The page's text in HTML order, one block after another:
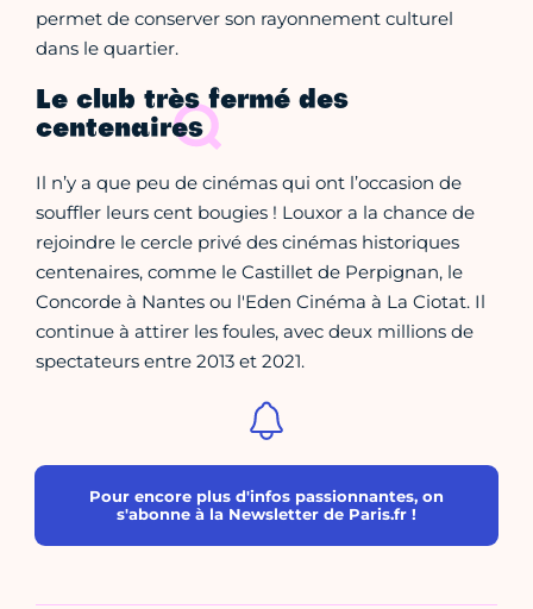
permet de conserver son rayonnement culturel
dans le quartier.
Le club très fermé des
centenaires
Il n’y a que peu de cinémas qui ont l’occasion de
souffler leurs cent bougies ! Louxor a la chance de
rejoindre le cercle privé des cinémas historiques
centenaires, comme le Castillet de Perpignan, le
Concorde à Nantes ou l'Eden Cinéma à La Ciotat. Il
continue à attirer les foules, avec deux millions de
spectateurs entre 2013 et 2021.
Pour encore plus d'infos passionnantes, on
s'abonne à la Newsletter de Paris.fr !